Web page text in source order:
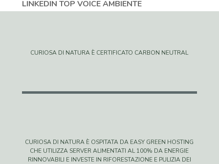
LINKEDIN TOP VOICE AMBIENTE
CURIOSA DI NATURA È CERTIFICATO CARBON NEUTRAL
CURIOSA DI NATURA È OSPITATA DA EASY GREEN HOSTING
CHE UTILIZZA SERVER ALIMENTATI AL 100% DA ENERGIE
RINNOVABILI E INVESTE IN RIFORESTAZIONE E PULIZIA DEI